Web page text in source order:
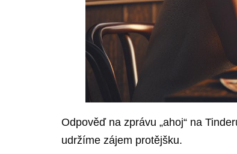
Odpověď na zprávu „ahoj“ na
udržíme zájem protějšku.